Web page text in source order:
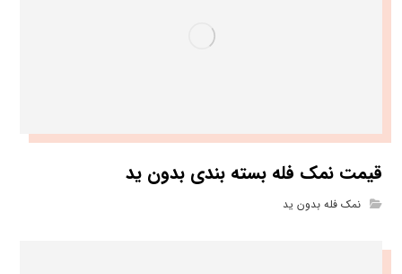
قیمت نمک فله بسته بندی بدون ید
نمک فله بدون ید